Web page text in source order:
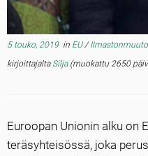
5 touko, 2019in EU/
kirjoittajalta Silja(muokattu 2650
Euroopan Unionin alku on
teräsyhteisössä, joka